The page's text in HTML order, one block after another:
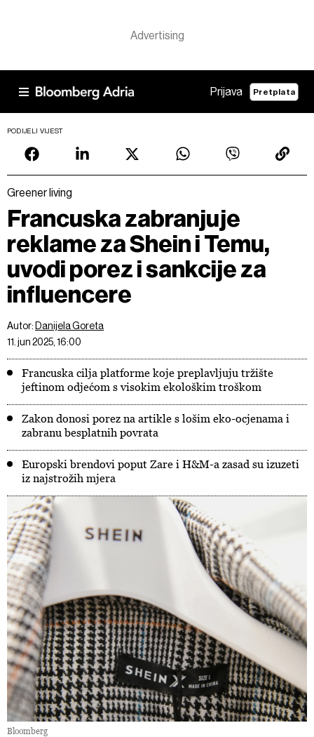
Prijava Pretplata
PODIJELI VIJEST
Greener living
Francuska zabranjuje
reklame za Shein i Temu,
uvodi porez i sankcije za
influencere
Autor: Danijela Goreta
11. jun 2025, 16:00
Francuska cilja platforme koje preplavljuju tržište
jeftinom odjećom s visokim ekološkim troškom
Zakon donosi porez na artikle s lošim eko-ocjenama i
zabranu besplatnih povrata
Europski brendovi poput Zare i H&M-a zasad su izuzeti
iz najstrožih mjera
Bloomberg